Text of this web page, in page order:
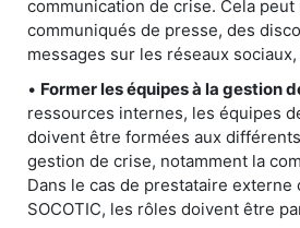
communication de crise. Cela
communiqués de presse, des
messages sur les réseaux sociaux,
• Former les équipes à la gestion
ressources internes, les équipes
doivent être formées aux
gestion de crise, notamment la
Dans le cas de prestataire externe
SOCOTIC, les rôles doivent être